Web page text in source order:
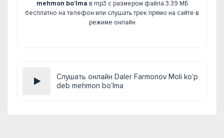
mehmon bo’lma в mp3 с размером файла 3.39 МБ
бесплатно на телефон или слушать трек прямо на сайте в
режиме онлайн
Слушать онлайн Daler Farmonov Moli ko’p
deb mehmon bo’lma